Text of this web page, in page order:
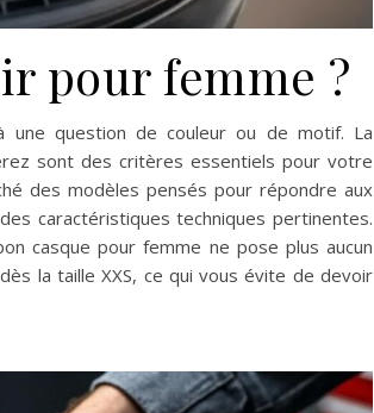
pour femme ?
question de couleur ou de motif. La
sont des critères essentiels pour votre
des modèles pensés pour répondre aux
caractéristiques techniques pertinentes.
casque pour femme ne pose plus aucun
la taille XXS, ce qui vous évite de devoir